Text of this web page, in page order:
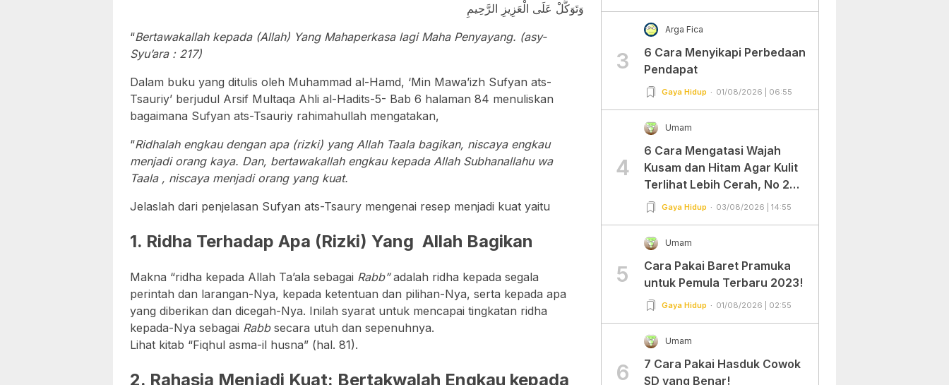
وَتَوَكَّلْ عَلَى الْعَزِيزِ الرَّحِيمِ
“Bertawakallah kepada (Allah) Yang Mahaperkasa lagi Maha Penyayang. (asy-
Syu’ara : 217)
Dalam buku yang ditulis oleh Muhammad al-Hamd, ‘Min Mawa’izh Sufyan ats-
Tsauriy’ berjudul Arsif Multaqa Ahli al-Hadits-5- Bab 6 halaman 84 menuliskan
bagaimana Sufyan ats-Tsauriy rahimahullah mengatakan,
“Ridhalah engkau dengan apa (rizki) yang Allah Taala bagikan, niscaya engkau
menjadi orang kaya. Dan, bertawakallah engkau kepada Allah Subhanallahu wa
Taala , niscaya menjadi orang yang kuat.
Jelaslah dari penjelasan Sufyan ats-Tsaury mengenai resep menjadi kuat yaitu
1. Ridha Terhadap Apa (Rizki) Yang Allah Bagikan
Makna “ridha kepada Allah Ta’ala sebagai Rabb”adalah ridha kepada segala
perintah dan larangan-Nya, kepada ketentuan dan pilihan-Nya, serta kepada apa
yang diberikan dan dicegah-Nya. Inilah syarat untuk mencapai tingkatan ridha
kepada-Nya sebagai Rabbsecara utuh dan sepenuhnya.
Lihat kitab “Fiqhul asma-il husna” (hal. 81).
2. Rahasia Menjadi Kuat: Bertakwalah Engkau kepada
3
Arga Fica
6 Cara Menyikapi Perbedaan
Pendapat
Gaya Hidup 01/08/2026 | 06:55
4
Umam
6 Cara Mengatasi Wajah
Kusam dan Hitam Agar Kulit
Terlihat Lebih Cerah, No 2
Gampang Banget dan Mudah
Gaya Hidup 03/08/2026 | 14:55
5
Umam
Cara Pakai Baret Pramuka
untuk Pemula Terbaru 2023!
Gaya Hidup 01/08/2026 | 02:55
6
Umam
7 Cara Pakai Hasduk Cowok
SD yang Benar!